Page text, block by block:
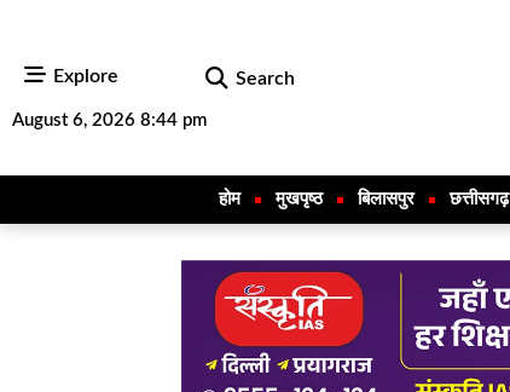
Explore Search
August 6, 2026 8:44 pm
होम मुखपृष्ठ बिलासपुर छत्तीसगढ़